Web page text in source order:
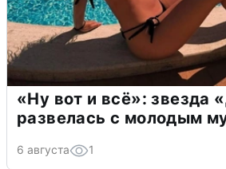
«Ну вот и всё»: звезда
развелась с молодым
6 августа 1